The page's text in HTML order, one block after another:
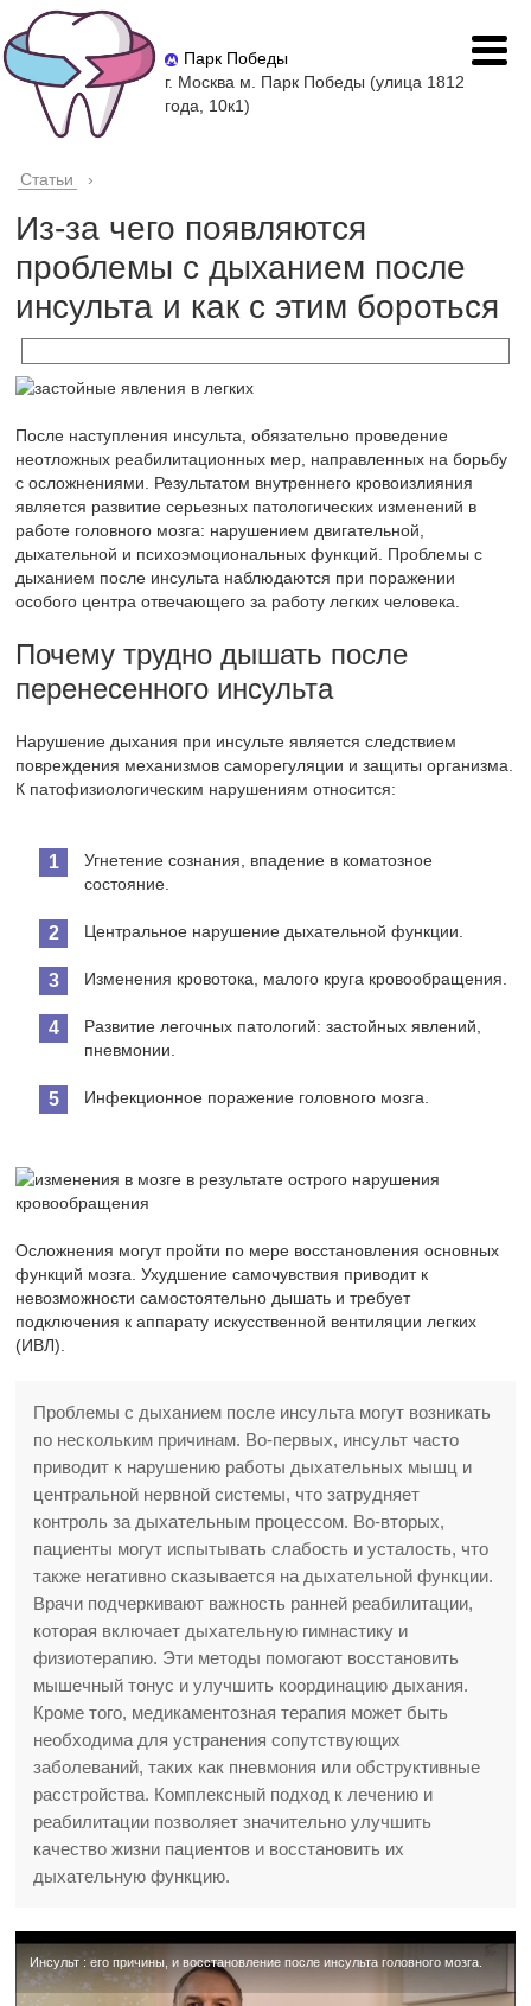
Парк Победы
г. Москва м. Парк Победы (улица 1812
года, 10к1)
Статьи ›
Из-за чего появляются
проблемы с дыханием после
инсульта и как с этим бороться
После наступления инсульта, обязательно проведение
неотложных реабилитационных мер, направленных на борьбу
с осложнениями. Результатом внутреннего кровоизлияния
является развитие серьезных патологических изменений в
работе головного мозга: нарушением двигательной,
дыхательной и психоэмоциональных функций. Проблемы с
дыханием после инсульта наблюдаются при поражении
особого центра отвечающего за работу легких человека.
Почему трудно дышать после
перенесенного инсульта
Нарушение дыхания при инсульте является следствием
повреждения механизмов саморегуляции и защиты организма.
К патофизиологическим нарушениям относится:
Угнетение сознания, впадение в коматозное
состояние.
Центральное нарушение дыхательной функции.
Изменения кровотока, малого круга кровообращения.
Развитие легочных патологий: застойных явлений,
пневмонии.
Инфекционное поражение головного мозга.
Осложнения могут пройти по мере восстановления основных
функций мозга. Ухудшение самочувствия приводит к
невозможности самостоятельно дышать и требует
подключения к аппарату искусственной вентиляции легких
(ИВЛ).
Проблемы с дыханием после инсульта могут возникать
по нескольким причинам. Во-первых, инсульт часто
приводит к нарушению работы дыхательных мышц и
центральной нервной системы, что затрудняет
контроль за дыхательным процессом. Во-вторых,
пациенты могут испытывать слабость и усталость, что
также негативно сказывается на дыхательной функции.
Врачи подчеркивают важность ранней реабилитации,
которая включает дыхательную гимнастику и
физиотерапию. Эти методы помогают восстановить
мышечный тонус и улучшить координацию дыхания.
Кроме того, медикаментозная терапия может быть
необходима для устранения сопутствующих
заболеваний, таких как пневмония или обструктивные
расстройства. Комплексный подход к лечению и
реабилитации позволяет значительно улучшить
качество жизни пациентов и восстановить их
дыхательную функцию.
Инсульт : его причины, и восстановление после инсульта головного мозга.